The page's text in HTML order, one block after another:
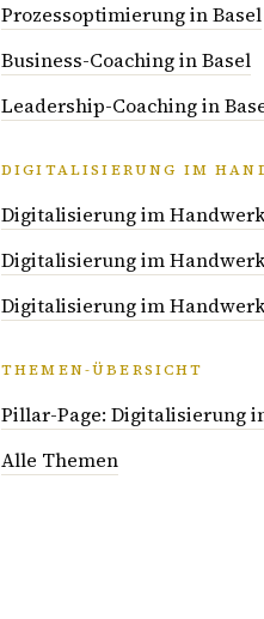
Prozessoptimierung in Basel
Business-Coaching in Basel
Leadership-Coaching in
DIGITALISIERUNG IM
Digitalisierung im
Digitalisierung im
Digitalisierung im
THEMEN-ÜBERSICHT
Pillar-Page: Digitalisierung
Alle Themen